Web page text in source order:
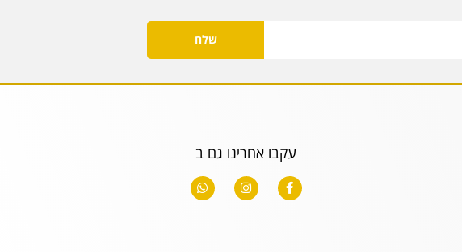
שלח
עקבו אחרינו גם ב
F
a
c
I
n
s
W
h
a